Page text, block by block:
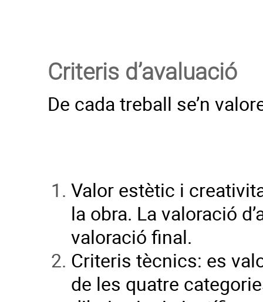
Criteris d’avaluació
De cada treball se’n
Valor estètic i
la obra. La valoració
valoració final.
Criteris tècnics: es
de les quatre